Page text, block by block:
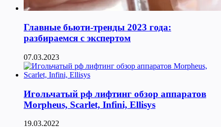
Главные бьюти-тренды 2023 года:
разбираемся с экспертом
07.03.2023
Игольчатый рф лифтинг обзор аппаратов
Morpheus, Scarlet, Infini, Ellisys
19.03.2022